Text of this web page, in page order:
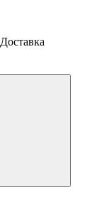
Доставка